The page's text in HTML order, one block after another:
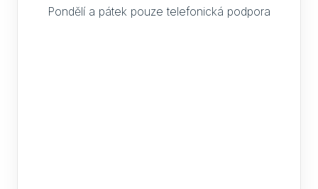
Pondělí a pátek pouze telefonická podpora